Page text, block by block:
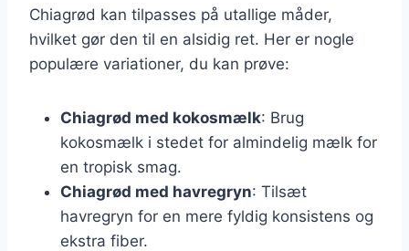
Chiagrød kan tilpasses på utallige måder,
hvilket gør den til en alsidig ret. Her er nogle
populære variationer, du kan prøve:
Chiagrød med kokosmælk: Brug
kokosmælk i stedet for almindelig mælk for
en tropisk smag.
Chiagrød med havregryn: Tilsæt
havregryn for en mere fyldig konsistens og
ekstra fiber.